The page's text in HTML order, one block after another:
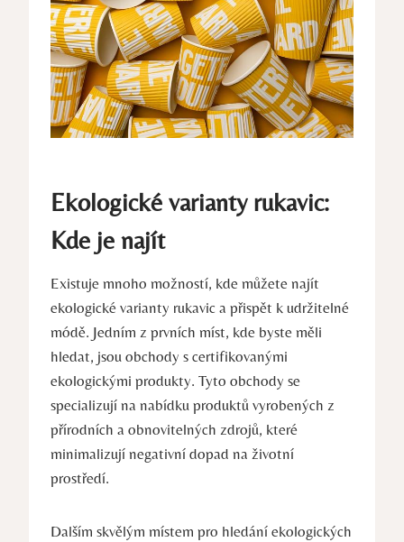
Ekologické varianty rukavic:
Kde je najít
Existuje mnoho možností, kde můžete najít‌
ekologické varianty rukavic a přispět k udržitelné
módě. Jedním z prvních míst, kde byste měli
hledat, ⁢jsou obchody s certifikovanými
ekologickými produkty.​ Tyto obchody se
specializují na nabídku produktů vyrobených z
přírodních⁤ a⁤ obnovitelných zdrojů, které
minimalizují negativní dopad na životní​
prostředí.
Dalším‍ skvělým místem ‍pro hledání ekologických‌